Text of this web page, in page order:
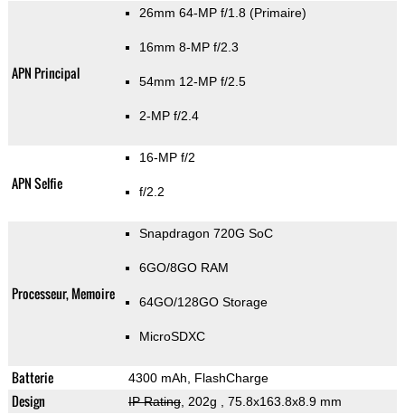
APN Principal
26mm 64-MP f/1.8 (Primaire)
16mm 8-MP f/2.3
54mm 12-MP f/2.5
2-MP f/2.4
APN Selfie
16-MP f/2
f/2.2
Processeur, Memoire
Snapdragon 720G SoC
6GO/8GO RAM
64GO/128GO Storage
MicroSDXC
Batterie 4300 mAh, FlashCharge
Design IP Rating, 202g , 75.8x163.8x8.9 mm